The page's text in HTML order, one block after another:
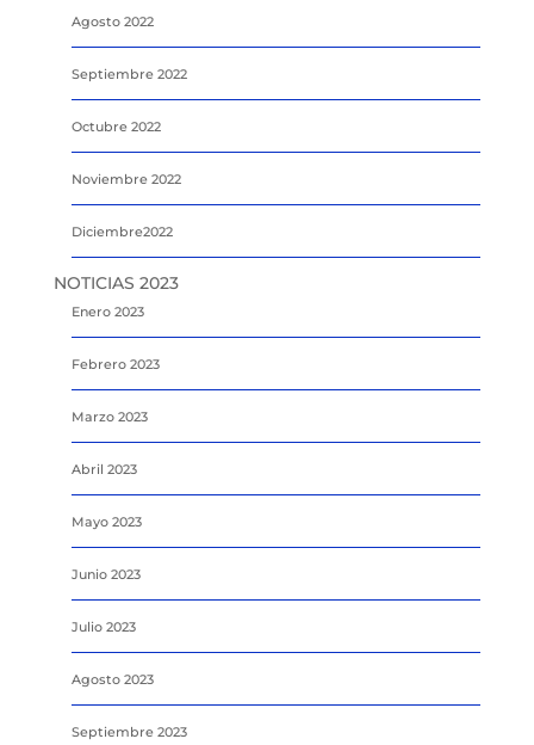
Agosto 2022
Septiembre 2022
Octubre 2022
Noviembre 2022
Diciembre2022
NOTICIAS 2023
Enero 2023
Febrero 2023
Marzo 2023
Abril 2023
Mayo 2023
Junio 2023
Julio 2023
Agosto 2023
Septiembre 2023